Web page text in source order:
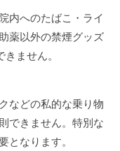
内へのたばこ・ライ
薬以外の禁煙グッズ
ません。
などの私的な乗り物
できません。特別な
となります。